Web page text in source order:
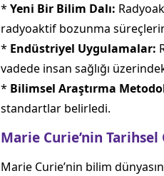
* Yeni Bir Bilim Dalı:
radyoaktif bozunma
* Endüstriyel Uygulamalar:
vadede insan sağlığı
* Bilimsel Araştırma
standartlar belirledi.
Marie Curie’nin Tarihsel
Marie Curie’nin bilim